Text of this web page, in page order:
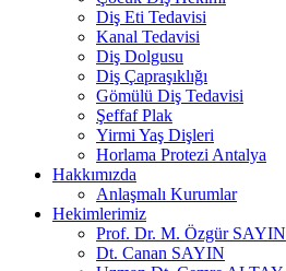
Diş Eti Tedavisi
Kanal Tedavisi
Diş Dolgusu
Diş Çapraşıklığı
Gömülü Diş Tedavisi
Şeffaf Plak
Yirmi Yaş Dişleri
Horlama Protezi Antalya
Hakkımızda
Anlaşmalı Kurumlar
Hekimlerimiz
Prof. Dr. M. Özgür SAYIN
Dt. Canan SAYIN